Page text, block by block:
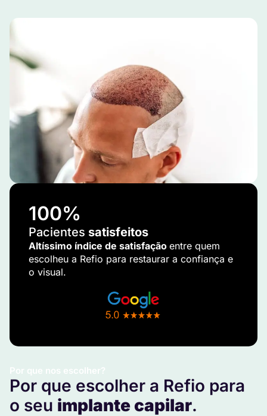
Por que nos escolher?
Por que escolher a Refio para
o seu implante capilar.
100%
Pacientes satisfeitos
Altíssimo índice de satisfação entre quem
escolheu a Refio para restaurar a confiança e
o visual.